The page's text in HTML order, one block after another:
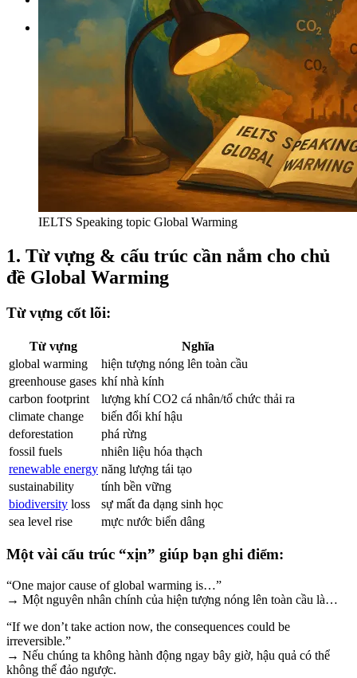
Tìm kiếm:
IELTS Speaking topic Global Warming
1. Từ vựng & cấu trúc cần nắm cho chủ
đề Global Warming
Từ vựng cốt lõi:
Từ vựng
Nghĩa
global warming
hiện tượng nóng lên toàn cầu
greenhouse gases khí nhà kính
carbon footprint
lượng khí CO2 cá nhân/tổ chức thải ra
climate change
biến đổi khí hậu
deforestation
phá rừng
fossil fuels
nhiên liệu hóa thạch
renewable energy năng lượng tái tạo
sustainability
tính bền vững
biodiversity loss
sự mất đa dạng sinh học
sea level rise
mực nước biển dâng
Một vài cấu trúc “xịn” giúp bạn ghi điểm:
“One major cause of global warming is…”
→ Một nguyên nhân chính của hiện tượng nóng lên toàn cầu là…
“If we don’t take action now, the consequences could be
irreversible.”
→ Nếu chúng ta không hành động ngay bây giờ, hậu quả có thể
không thể đảo ngược.